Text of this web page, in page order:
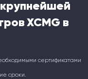
XCMG в
сертификатами
сроки.